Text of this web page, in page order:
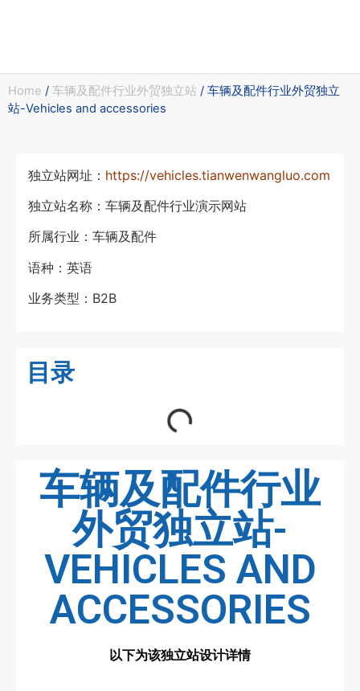
Home / 车辆及配件行业外贸独立站 / 车辆及配件行业外贸独立
站-Vehicles and accessories
独立站网址： https://vehicles.tianwenwangluo.com
独立站名称：车辆及配件行业演示网站
所属行业：车辆及配件
语种：英语
业务类型：B2B
目录
车辆及配件行业
外贸独立站-
VEHICLES AND
ACCESSORIES
以下为该独立站设计详情